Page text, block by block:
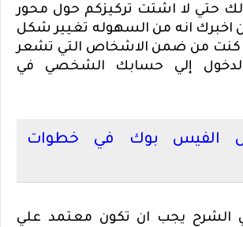
حتي لا اشتت تركيزكم حول محور
اخبرك انه من السهوله تغيير شكل
كنت من ضمن الاشخاص التي تشعر
الدخول إلي حسابك الشخصي في
الفيس بوك في خطوات
الشرح يجب ان تكون معتمد علي